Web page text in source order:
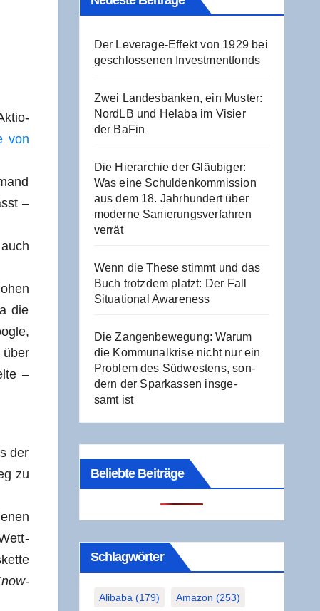
von
–
die
über
–
der
zu
Der Levera­ge-Effekt von 1929 bei
geschlos­se­nen Investmentfonds
Zwei Lan­des­ban­ken, ein Mus­ter:
NordLB und Hela­ba im Visier
der BaFin
Die Hier­ar­chie der Gläu­bi­ger:
Was eine Schul­den­kom­mis­si­on
aus dem 18. Jahr­hun­dert über
moder­ne Sanie­rungs­ver­fah­ren
verrät
Wenn die The­se stimmt und das
Buch trotz­dem platzt: Der Fall
Situa­tio­nal Awareness
Die Zan­gen­be­we­gung: War­um
die Kom­mu­nal­kri­se nicht nur ein
Pro­blem des Süd­wes­tens, son­
dern der Spar­kas­sen ins­ge­
samt ist
Beliebte Beiträge
Schlag­wör­ter
Alibaba (179) Amazon (253)